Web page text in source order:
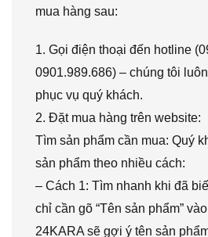
mua hàng sau:
1. Gọi điện thoại đến hotline
0901.989.686) – chúng tôi
phục vụ quý khách.
2. Đặt mua hàng trên website:
Tìm sản phẩm cần mua: Quý
sản phẩm theo nhiều cách:
– Cách 1: Tìm nhanh khi đã
chỉ cần gõ “Tên sản phẩm”
24KARA sẽ gợi ý tên sản